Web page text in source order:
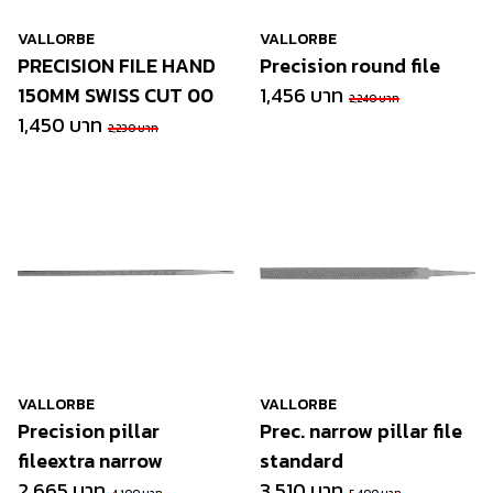
VALLORBE
PRECISION FILE HAND
150MM SWISS CUT 00
1,450 บาท 2,230 บาท
VALLORBE
Precision round file
1,456 บาท 2,240 บาท
VALLORBE
Precision pillar
fileextra narrow
VALLORBE
Prec. narrow pillar file
standard